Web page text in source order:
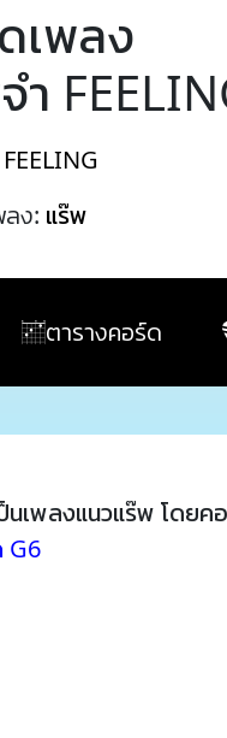
เพลง
ำ
FEELING
ลง: แร๊พ
ตารางคอร์ด
นเพลงแนวแร๊พ โดยค
G6